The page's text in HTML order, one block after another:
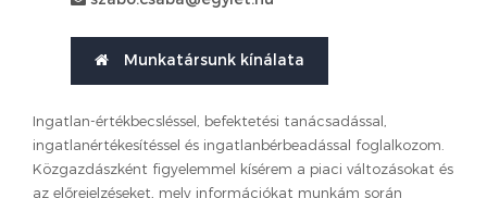
Munkatársunk kínálata
Ingatlan-értékbecsléssel, befektetési tanácsadással,
ingatlanértékesítéssel és ingatlanbérbeadással foglalkozom.
Közgazdászként figyelemmel kísérem a piaci változásokat és
az előrejelzéseket, mely információkat munkám során